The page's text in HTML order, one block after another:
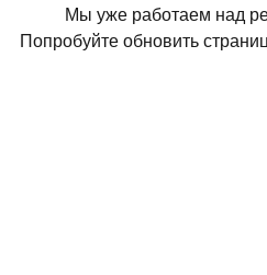
Мы уже работаем над
Попробуйте обновить